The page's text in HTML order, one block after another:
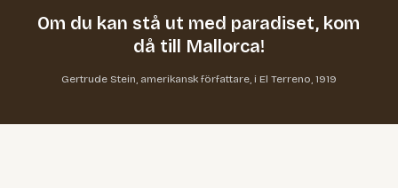
Om du kan stå ut med paradiset, kom
då till Mallorca!
Gertrude Stein, amerikansk författare, i El Terreno, 1919